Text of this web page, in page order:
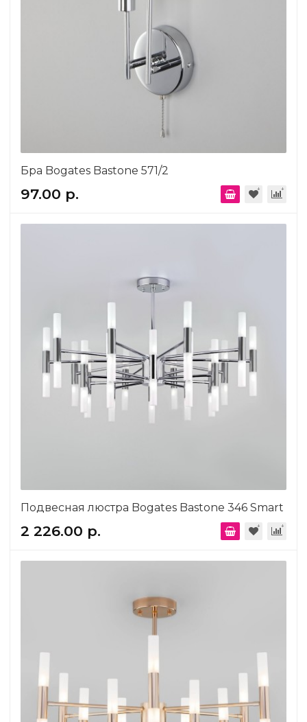
Бра Bogates Bastone 571/2
97.00 р.
Подвесная люстра Bogates Bastone 346 Smart
2 226.00 р.